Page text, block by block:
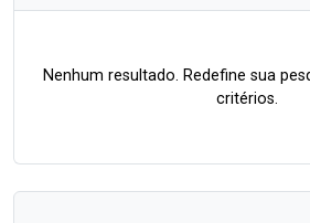
Nenhum resultado. Redefine sua
critérios.